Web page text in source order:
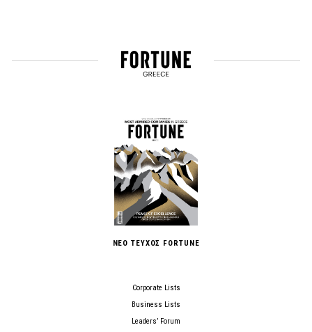
ΝΕΟ ΤΕΥΧΟΣ FORTUNE
Corporate Lists
Business Lists
Leaders’ Forum